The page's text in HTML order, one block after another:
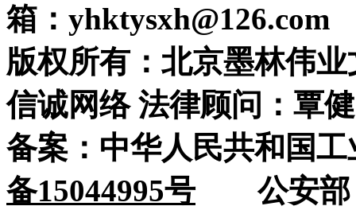
箱：yhktysxh@126.com
版权所有：北京墨林伟
信诚网络 法律顾问：覃健
备案：中华人民共和国
备15044995号公安部：